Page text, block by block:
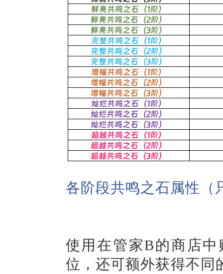
各阶段共鸣之石属性（
使用在管家B的商店
位，还可额外获得不同